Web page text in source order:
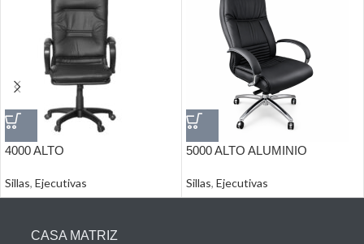
4000 ALTO
Sillas, Ejecutivas
5000 ALTO ALUMINIO
Sillas, Ejecutivas
CASA MATRIZ